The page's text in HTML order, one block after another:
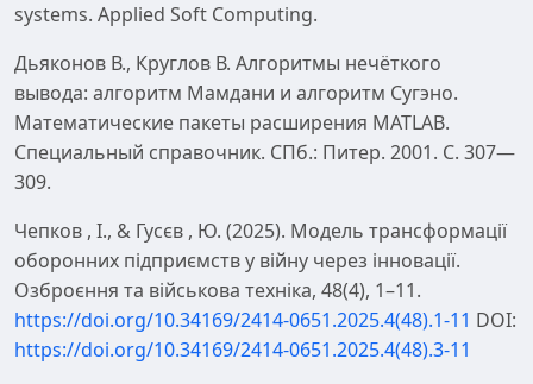
systems. Applied Soft Computing.
Дьяконов В., Круглов В. Алгоритмы нечёткого
вывода: алгоритм Мамдани и алгоритм Сугэно.
Математические пакеты расширения MATLAB.
Специальный справочник. СПб.: Питер. 2001. С. 307—
309.
Чепков , І., & Гусєв , Ю. (2025). Модель трансформації
оборонних підприємств у війну через інновації.
Озброєння та військова техніка, 48(4), 1–11.
https://doi.org/10.34169/2414-0651.2025.4(48).1-11 DOI:
https://doi.org/10.34169/2414-0651.2025.4(48).3-11